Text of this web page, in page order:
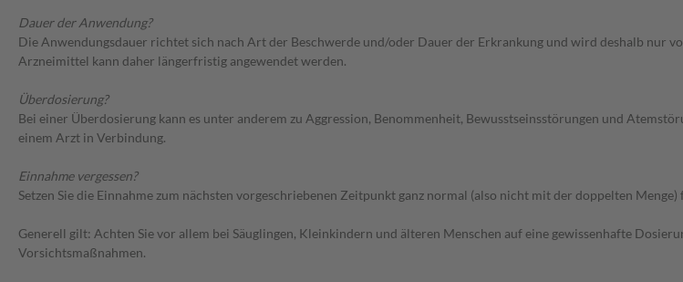
Dauer der Anwendung?
Die Anwendungsdauer richtet sich nach Art der Beschwerde und/oder Dauer der Erkrankung und wird deshalb nur
Arzneimittel kann daher längerfristig angewendet werden.
Überdosierung?
Bei einer Überdosierung kann es unter anderem zu Aggression, Benommenheit, Bewusstseinsstörungen und
einem Arzt in Verbindung.
Einnahme vergessen?
Setzen Sie die Einnahme zum nächsten vorgeschriebenen Zeitpunkt ganz normal (also nicht mit der doppelten Menge)
Generell gilt: Achten Sie vor allem bei Säuglingen, Kleinkindern und älteren Menschen auf eine gewissenhafte
Vorsichtsmaßnahmen.